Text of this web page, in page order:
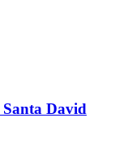
David